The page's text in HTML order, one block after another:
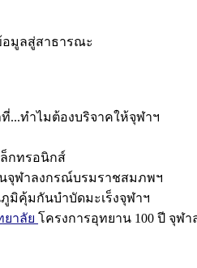
อมูลสู่สาธารณะ
ที่...ทำไมต้องบริจาคให้จุฬาฯ
ล็กทรอนิกส์
จุฬาลงกรณ์บรมราชสมภพฯ
มิคุ้มกันบำบัดมะเร็งจุฬาฯ
ยาลัย โครงการอุทยาน 100 ปี จุฬ